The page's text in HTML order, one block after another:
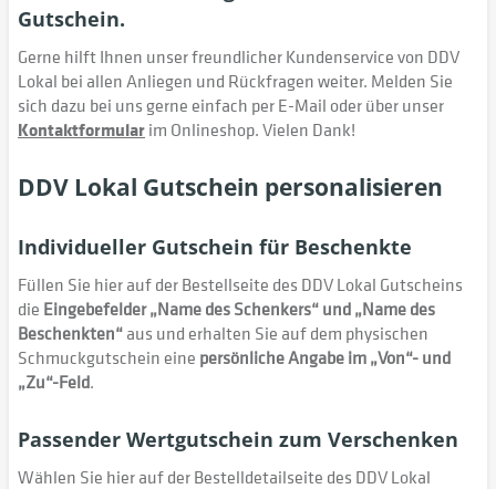
Gutschein.
Gerne hilft Ihnen unser freundlicher Kundenservice von DDV
Lokal bei allen Anliegen und Rückfragen weiter. Melden Sie
sich dazu bei uns gerne einfach per E-Mail oder über unser
Kontaktformularim Onlineshop. Vielen Dank!
DDV Lokal Gutschein personalisieren
Individueller Gutschein für Beschenkte
Füllen Sie hier auf der Bestellseite des DDV Lokal Gutscheins
die Eingebefelder „Name des Schenkers“ und „Name des
Beschenkten“aus und erhalten Sie auf dem physischen
Schmuckgutschein eine persönliche Angabe im „Von“- und
„Zu“-Feld.
Passender Wertgutschein zum Verschenken
Wählen Sie hier auf der Bestelldetailseite des DDV Lokal